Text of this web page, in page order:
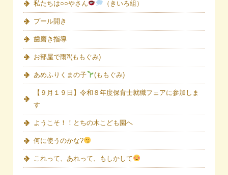
私たちは○○やさん （きいろ組）
プール開き
歯磨き指導
お部屋で雨⁈(ももぐみ)
あめふりくまの子 (ももぐみ)
【９月１９日】令和８年度保育士就職フェアに参加しま
す
ようこそ！！とちの木こども園へ
何に使うのかな?
これって、あれって、もしかして